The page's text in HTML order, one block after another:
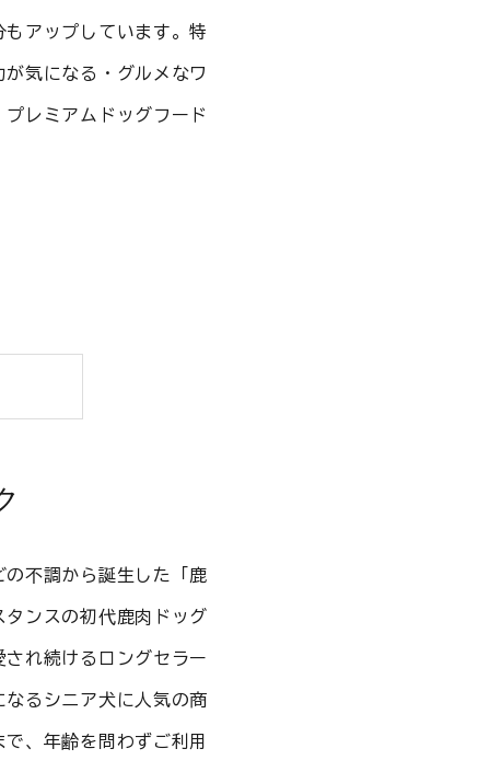
もアップしています。特
気になる・グルメなワ
レミアムドッグフード
不調から誕生した「鹿
ンスの初代鹿肉ドッグ
れ続けるロングセラー
るシニア犬に人気の商
、年齢を問わずご利用